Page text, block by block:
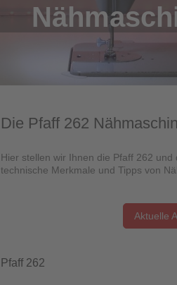
Die Pfaff 262
Hier stellen wir Ihnen die Pfaff 262
technische Merkmale und Tipps von
Aktuelle
Pfaff 262